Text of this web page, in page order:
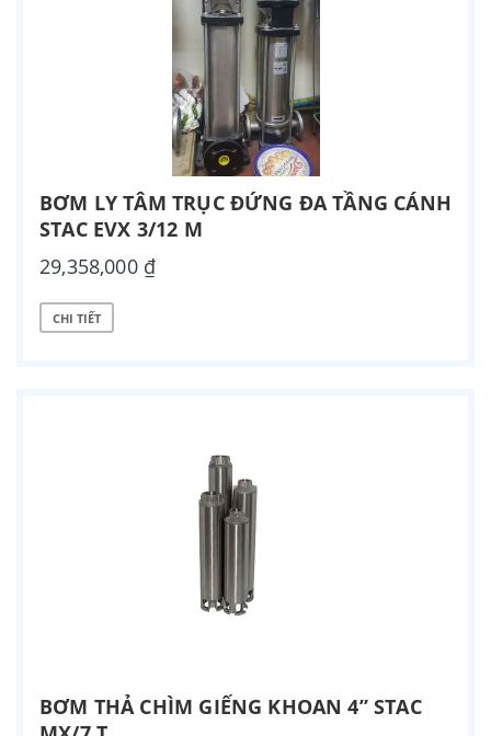
BƠM LY TÂM TRỤC ĐỨNG ĐA TẦNG CÁNH
STAC EVX 3/12 M
29,358,000 ₫
CHI TIẾT
BƠM THẢ CHÌM GIẾNG KHOAN 4” STAC